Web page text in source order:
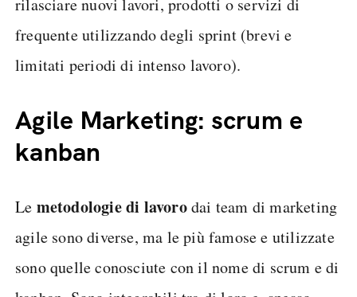
rilasciare nuovi lavori, prodotti o servizi di
frequente utilizzando degli sprint (brevi e
limitati periodi di intenso lavoro).
Agile Marketing: scrum e
kanban
Le metodologie di lavorodai team di marketing
agile sono diverse, ma le più famose e utilizzate
sono quelle conosciute con il nome di scrum e di